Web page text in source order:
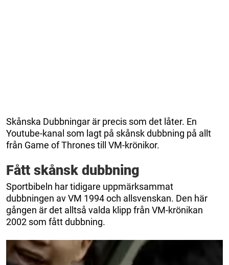
Skånska Dubbningar är precis som det låter. En
Youtube-kanal som lagt på skånsk dubbning på allt
från Game of Thrones till VM-krönikor.
Fått skånsk dubbning
Sportbibeln har tidigare uppmärksammat
dubbningen av VM 1994 och allsvenskan. Den här
gången är det alltså valda klipp från VM-krönikan
2002 som fått dubbning.